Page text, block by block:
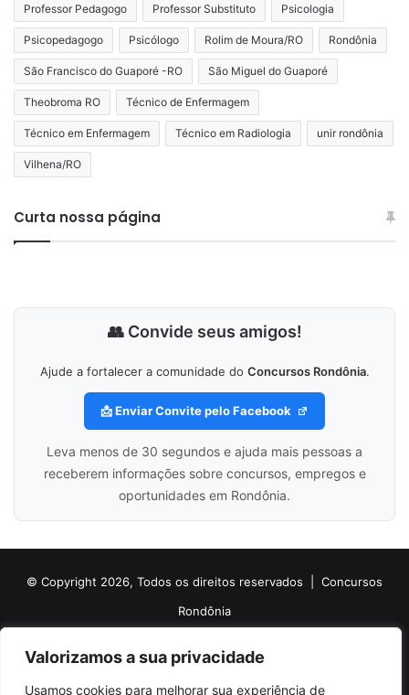
Valorizamos a sua privacidade
Usamos cookies para melhorar sua experiência de
Professor Pedagogo Professor Substituto Psicologia
Psicopedagogo Psicólogo Rolim de Moura/RO Rondônia
São Francisco do Guaporé -RO São Miguel do Guaporé
Theobroma RO Técnico de Enfermagem
Técnico em Enfermagem Técnico em Radiologia unir rondônia
Vilhena/RO
Curta nossa página
👥 Convide seus amigos!
Ajude a fortalecer a comunidade do Concursos Rondônia.
📩 Enviar Convite pelo Facebook
Leva menos de 30 segundos e ajuda mais pessoas a
receberem informações sobre concursos, empregos e
oportunidades em Rondônia.
© Copyright 2026, Todos os direitos reservados | Concursos
Rondônia
Sobre o Concursos Rondônia